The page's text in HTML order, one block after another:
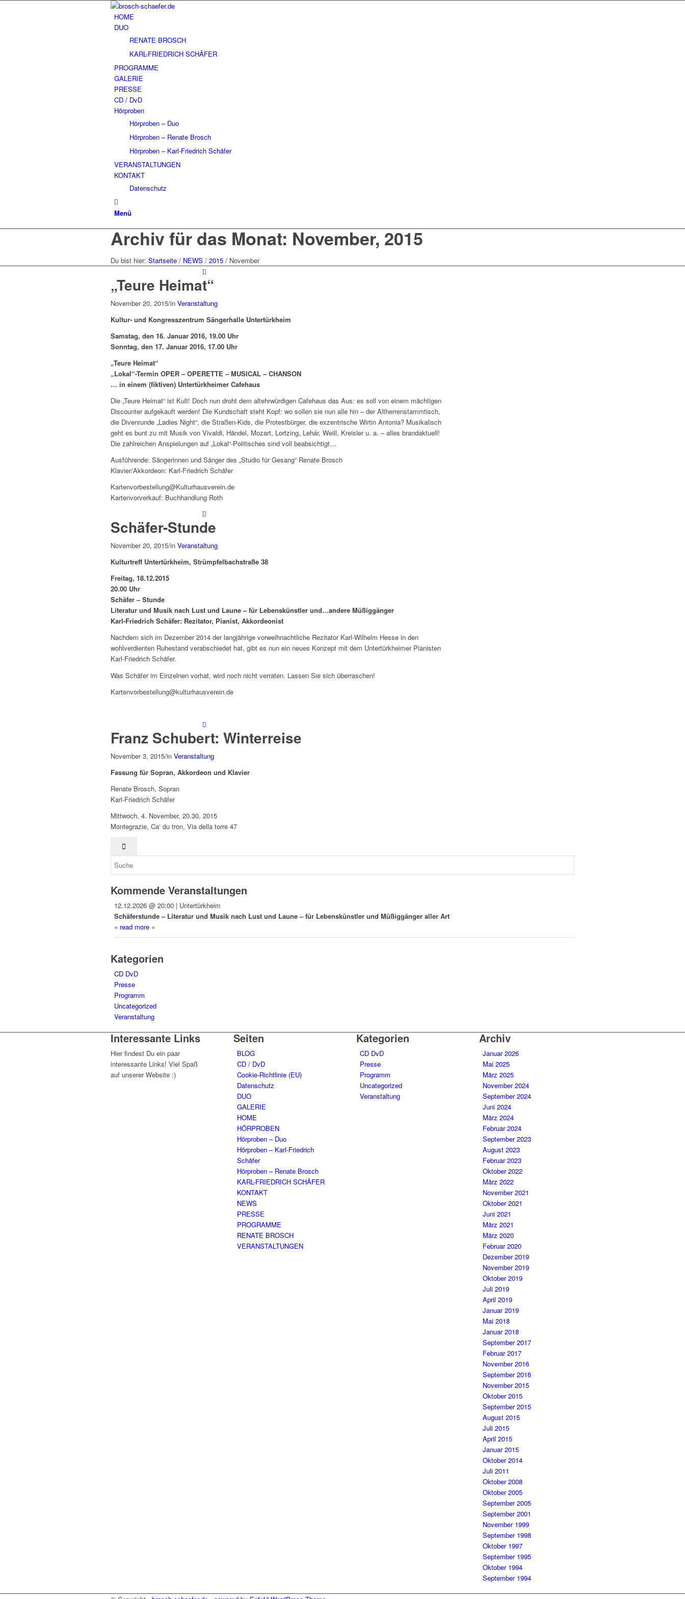
HOME
DUO
RENATE BROSCH
KARL-FRIEDRICH SCHÄFER
PROGRAMME
GALERIE
PRESSE
CD / DvD
Hörproben
Hörproben – Duo
Hörproben – Renate Brosch
Hörproben – Karl-Friedrich Schäfer
VERANSTALTUNGEN
KONTAKT
Datenschutz
Menü
Archiv für das Monat: November, 2015
Du bist hier: Startseite / NEWS / 2015 / November
„Teure Heimat“
November 20, 2015/in Veranstaltung
Kultur- und Kongresszentrum Sängerhalle Untertürkheim
Samstag, den 16. Januar 2016, 19.00 Uhr
Sonntag, den 17. Januar 2016, 17.00 Uhr
„Teure Heimat“
„Lokal“-Termin OPER – OPERETTE – MUSICAL – CHANSON
… in einem (fiktiven) Untertürkheimer Cafehaus
Die „Teure Heimat“ ist Kult! Doch nun droht dem altehrwürdigen Cafehaus das Aus: es soll von einem mächtigen
Discounter aufgekauft werden! Die Kundschaft steht Kopf: wo sollen sie nun alle hin – der Altherrenstammtisch,
die Divenrunde „Ladies Night“, die Straßen-Kids, die Protestbürger, die exzentrische Wirtin Antonia? Musikalisch
geht es bunt zu mit Musik von Vivaldi, Händel, Mozart, Lortzing, Lehár, Weill, Kreisler u. a. – alles brandaktuell!
Die zahlreichen Anspielungen auf „Lokal“-Politisches sind voll beabsichtigt…
Ausführende: Sängerinnen und Sänger des „Studio für Gesang“ Renate Brosch
Klavier/Akkordeon: Karl-Friedrich Schäfer
Kartenvorbestellung@Kulturhausverein.de
Kartenvorverkauf: Buchhandlung Roth
Schäfer-Stunde
November 20, 2015/in Veranstaltung
Kulturtreff Untertürkheim, Strümpfelbachstraße 38
Freitag, 18.12.2015
20.00 Uhr
Schäfer – Stunde
Literatur und Musik nach Lust und Laune – für Lebenskünstler und…andere Müßiggänger
Karl-Friedrich Schäfer: Rezitator, Pianist, Akkordeonist
Nachdem sich im Dezember 2014 der langjährige vorweihnachtliche Rezitator Karl-Wilhelm Hesse in den
wohlverdienten Ruhestand verabschiedet hat, gibt es nun ein neues Konzept mit dem Untertürkheimer Pianisten
Karl-Friedrich Schäfer.
Was Schäfer im Einzelnen vorhat, wird noch nicht verraten. Lassen Sie sich überraschen!
Kartenvorbestellung@kulturhausverein.de
Franz Schubert: Winterreise
November 3, 2015/in Veranstaltung
Fassung für Sopran, Akkordeon und Klavier
Renate Brosch, Sopran
Karl-Friedrich Schäfer
Mittwoch, 4. November, 20.30, 2015
Montegrazie, Ca‘ du tron, Via della torre 47
Kommende Veranstaltungen
12.12.2026 @ 20:00 | Untertürkheim
Schäferstunde – Literatur und Musik nach Lust und Laune – für Lebenskünstler und Müßiggänger aller Art
» read more «
Kategorien
CD DvD
Presse
Programm
Uncategorized
Veranstaltung
Interessante Links
Hier findest Du ein paar
interessante Links! Viel Spaß
auf unserer Website :)
Seiten
BLOG
CD / DvD
Cookie-Richtlinie (EU)
Datenschutz
DUO
GALERIE
HOME
HÖRPROBEN
Hörproben – Duo
Hörproben – Karl-Friedrich
Schäfer
Hörproben – Renate Brosch
KARL-FRIEDRICH SCHÄFER
KONTAKT
NEWS
PRESSE
PROGRAMME
RENATE BROSCH
VERANSTALTUNGEN
Kategorien
CD DvD
Presse
Programm
Uncategorized
Veranstaltung
Archiv
Januar 2026
Mai 2025
März 2025
November 2024
September 2024
Juni 2024
März 2024
Februar 2024
September 2023
August 2023
Februar 2023
Oktober 2022
März 2022
November 2021
Oktober 2021
Juni 2021
März 2021
März 2020
Februar 2020
Dezember 2019
November 2019
Oktober 2019
Juli 2019
April 2019
Januar 2019
Mai 2018
Januar 2018
September 2017
Februar 2017
November 2016
September 2016
November 2015
Oktober 2015
September 2015
August 2015
Juli 2015
April 2015
Januar 2015
Oktober 2014
Juli 2011
Oktober 2008
Oktober 2005
September 2005
September 2001
November 1999
September 1998
Oktober 1997
September 1995
Oktober 1994
September 1994